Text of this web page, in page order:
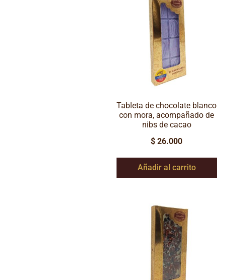
Tableta de chocolate blanco
con mora, acompañado de
nibs de cacao
$ 26.000
Añadir al carrito